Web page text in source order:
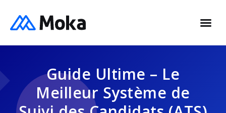
Guide Ultime – Le
Meilleur Système de